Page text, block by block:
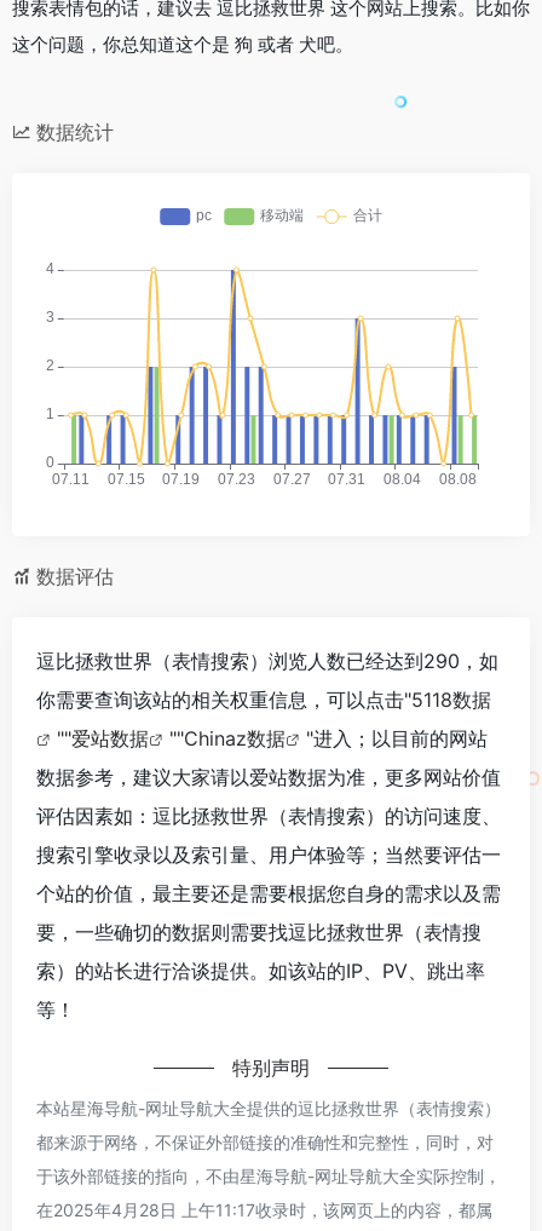
搜索表情包的话，建议去 逗比拯救世界 这个网站上搜索。比如你
这个问题，你总知道这个是 狗 或者 犬吧。
数据统计
数据评估
逗比拯救世界（表情搜索）浏览人数已经达到290，如
你需要查询该站的相关权重信息，可以点击"5118数据
""爱站数据 ""Chinaz数据
"进入；以目前的网站
数据参考，建议大家请以爱站数据为准，更多网站价值
评估因素如：逗比拯救世界（表情搜索）的访问速度、
搜索引擎收录以及索引量、用户体验等；当然要评估一
个站的价值，最主要还是需要根据您自身的需求以及需
要，一些确切的数据则需要找逗比拯救世界（表情搜
索）的站长进行洽谈提供。如该站的IP、PV、跳出率
等！
特别声明
本站星海导航-网址导航大全提供的逗比拯救世界（表情搜索）
都来源于网络，不保证外部链接的准确性和完整性，同时，对
于该外部链接的指向，不由星海导航-网址导航大全实际控制，
在2025年4月28日 上午11:17收录时，该网页上的内容，都属